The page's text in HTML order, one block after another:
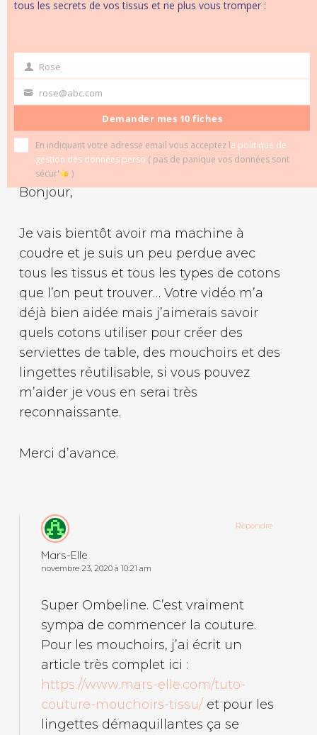
Ombeline Gourichon
novembre 21, 2020 à 9:38 pm
Bonjour,
Je vais bientôt avoir ma machine à
coudre et je suis un peu perdue avec
tous les tissus et tous les types de cotons
que l’on peut trouver… Votre vidéo m’a
déjà bien aidée mais j’aimerais savoir
quels cotons utiliser pour créer des
serviettes de table, des mouchoirs et des
lingettes réutilisable, si vous pouvez
m’aider je vous en serai très
reconnaissante.
Merci d’avance.
Mars-Elle
novembre 23, 2020 à 10:21 am
Super Ombeline. C’est vraiment
sympa de commencer la couture.
Pour les mouchoirs, j’ai écrit un
article très complet ici :
https://www.mars-elle.com/tuto-
couture-mouchoirs-tissu/et pour les
lingettes démaquillantes ça se
Répondre
tous les secrets de vos tissus et ne plus vous tromper :
first
name
Rose
Your
email
rose@abc.com
Demander mes 10 fiches
En indiquant votre adresse email vous acceptez la politique de
gestion des données perso ( pas de panique vos données sont
sécur'
)